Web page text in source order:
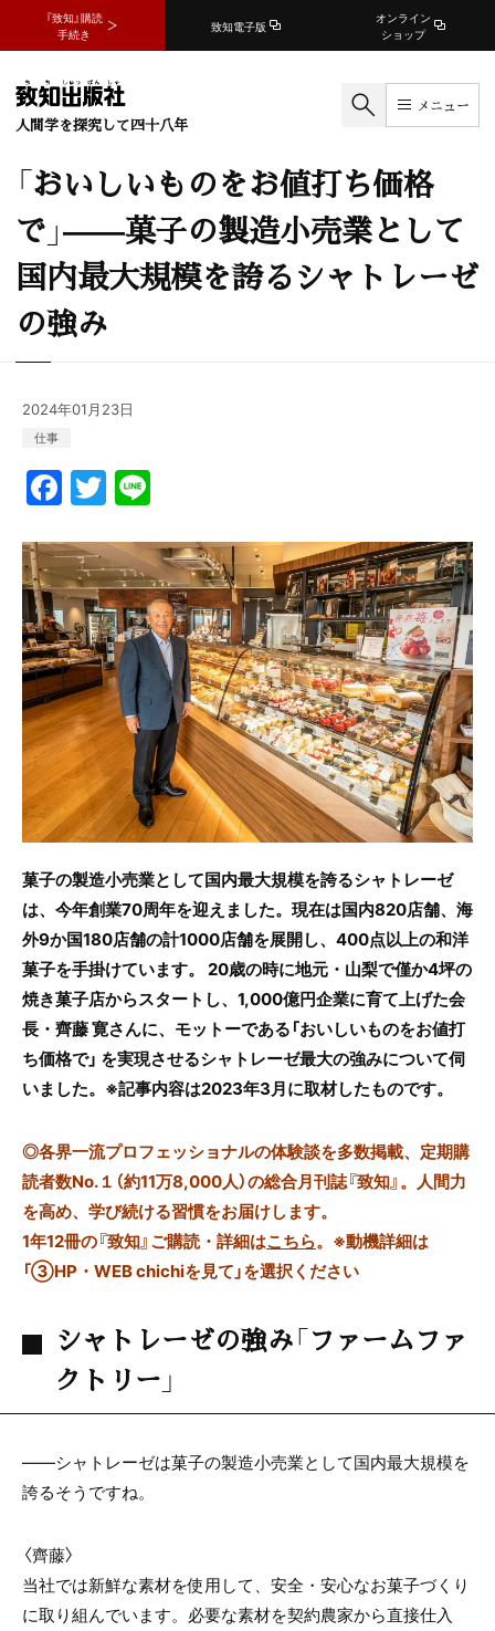
『致知』購読
手続き
致知電子版
オンライン
ショップ
人間学を探究して四十八年
メニュー
「おいしいものをお値打ち価格
で」——菓子の製造小売業として
国内最大規模を誇るシャトレーゼ
の強み
2024年01月23日
仕事
F
a
c
e
b
o
o
k
T
w
itt
er
e
菓子の製造小売業として国内最大規模を誇るシャトレーゼ
は、今年創業70周年を迎えました。現在は国内820店舗、海
外9か国180店舗の計1000店舗を展開し、400点以上の和洋
菓子を手掛けています。 20歳の時に地元・山梨で僅か4坪の
焼き菓子店からスタートし、1,000億円企業に育て上げた会
長・齊藤 寛さんに、モットーである「おいしいものをお値打
ち価格で」 を実現させるシャトレーゼ最大の強みについて伺
いました。※記事内容は2023年3月に取材したものです。
◎各界一流プロフェッショナルの体験談を多数掲載、定期購
読者数No.１（約11万8,000人）の総合月刊誌『致知』。人間力
を高め、学び続ける習慣をお届けします。
1年12冊の『致知』ご購読・詳細はこちら。 ※動機詳細は
「③HP・WEB chichiを見て」を選択ください
シャトレーゼの強み「ファームファ
クトリー」
——シャトレーゼは菓子の製造小売業として国内最大規模を
誇るそうですね。
〈齊藤〉
当社では新鮮な素材を使用して、安全・安心なお菓子づくり
に取り組んでいます。必要な素材を契約農家から直接仕入